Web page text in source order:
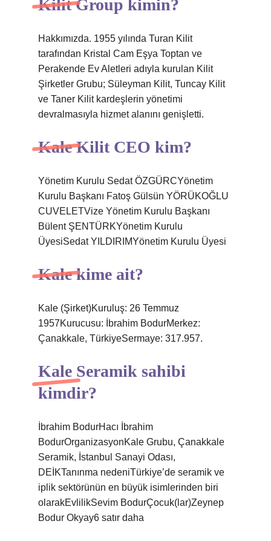
Kilit Group kimin?
Hakkımızda. 1955 yılında Turan Kilit
tarafından Kristal Cam Eşya Toptan ve
Perakende Ev Aletleri adıyla kurulan Kilit
Şirketler Grubu; Süleyman Kilit, Tuncay Kilit
ve Taner Kilit kardeşlerin yönetimi
devralmasıyla hizmet alanını genişletti.
Kale Kilit CEO kim?
Yönetim Kurulu Sedat ÖZGÜRCYönetim
Kurulu Başkanı Fatoş Gülsün YÖRÜKOĞLU
CUVELETVize Yönetim Kurulu Başkanı
Bülent ŞENTÜRKYönetim Kurulu
ÜyesiSedat YILDIRIMYönetim Kurulu Üyesi
Kale kime ait?
Kale (Şirket)Kuruluş: 26 Temmuz
1957Kurucusu: İbrahim BodurMerkez:
Çanakkale, TürkiyeSermaye: 317.957.
Kale Seramik sahibi
kimdir?
İbrahim BodurHacı İbrahim
BodurOrganizasyonKale Grubu, Çanakkale
Seramik, İstanbul Sanayi Odası,
DEİKTanınma nedeniTürkiye’de seramik ve
iplik sektörünün en büyük isimlerinden biri
olarakEvlilikSevim BodurÇocuk(lar)Zeynep
Bodur Okyay6 satır daha